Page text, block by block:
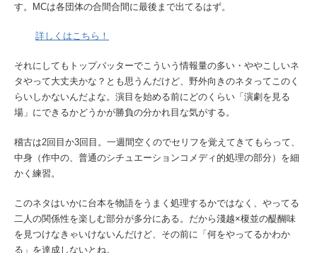
す。MCは各団体の合間合間に最後まで出てるはず。
詳しくはこちら！
それにしてもトップバッターでこういう情報量の多い・ややこしいネ
タやって大丈夫かな？とも思うんだけど、野外向きのネタってこのく
らいしかないんだよな。演目を始める前にどのくらい「演劇を見る
場」にできるかどうかが勝負の分かれ目な気がする。
稽古は2回目か3回目。一週間空くのでセリフを覚えてきてもらって、
中身（作中の、普通のシチュエーションコメディ的処理の部分）を細
かく練習。
このネタはいかに台本を物語をうまく処理するかではなく、やってる
二人の関係性を楽しむ部分が多分にある。だから淺越×榎並の醍醐味
を見つけなきゃいけないんだけど、その前に「何をやってるかわか
る」を達成しないとね。